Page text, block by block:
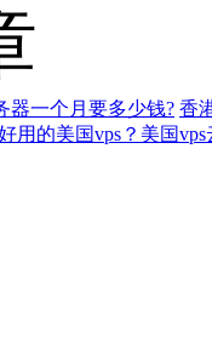
器一个月要多少钱? 香
用的美国vps？美国